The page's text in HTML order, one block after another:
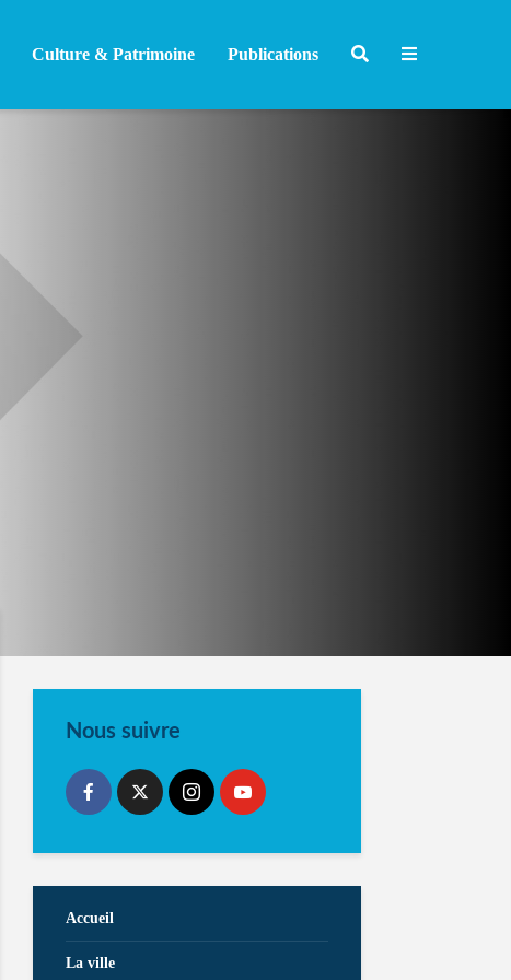
Culture & Patrimoine Publications
Nous suivre
Accueil
La ville